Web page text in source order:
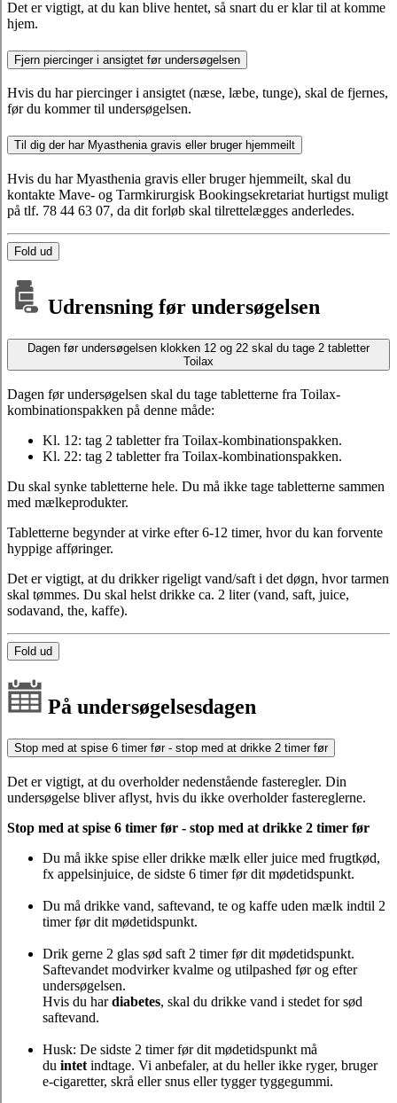
Det er vigtigt, at du kan blive hentet, så snart du er klar til at komme
hjem.
Fjern piercinger i ansigtet før undersøgelsen
Hvis du har piercinger i ansigtet (næse, læbe, tunge), skal de fjernes,
før du kommer til undersøgelsen.
Til dig der har Myasthenia gravis eller bruger hjemmeilt
Hvis du har Myasthenia gravis eller bruger hjemmeilt, skal du
kontakte Mave- og Tarmkirurgisk Bookingsekretariat hurtigst muligt
på tlf. 78 44 63 07, da dit forløb skal tilrettelægges anderledes.
Fold ud
Udrensning før undersøgelsen
Dagen før undersøgelsen klokken 12 og 22 skal du tage 2 tabletter
Toilax
Dagen før undersøgelsen skal du tage tabletterne fra Toilax-
kombinationspakken på denne måde:
Kl. 12: tag 2 tabletter fra Toilax-kombinationspakken.
Kl. 22: tag 2 tabletter fra Toilax-kombinationspakken.
Du skal synke tabletterne hele. Du må ikke tage tabletterne sammen
med mælkeprodukter.
Tabletterne begynder at virke efter 6-12 timer, hvor du kan forvente
hyppige afføringer.
Det er vigtigt, at du drikker rigeligt vand/saft i det døgn, hvor tarmen
skal tømmes. Du skal helst drikke ca. 2 liter (vand, saft, juice,
sodavand, the, kaffe).
Fold ud
På undersøgelsesdagen
Stop med at spise 6 timer før - stop med at drikke 2 timer før
Det er vigtigt, at du overholder nedenstående fasteregler. Din
undersøgelse bliver aflyst, hvis du ikke overholder fastereglerne.
Stop med at spise 6 timer før - stop med at drikke 2 timer før
Du må ikke spise eller drikke mælk eller juice med frugtkød,
fx appelsinjuice, de sidste 6 timer før dit mødetidspunkt.
Du må drikke vand, saftevand, te og kaffe uden mælk indtil 2
timer før dit mødetidspunkt.
Drik gerne 2 glas sød saft 2 timer før dit mødetidspunkt.
Saftevandet modvirker kvalme og utilpashed før og efter
undersøgelsen.
Hvis du hardiabetes, skal du drikke vand i stedet for sød
saftevand.
Husk: De sidste 2 timer før dit mødetidspunkt må
du intet indtage. Vi anbefaler, at du heller ikke ryger, bruger
e-cigaretter, skrå eller snus eller tygger tyggegummi.